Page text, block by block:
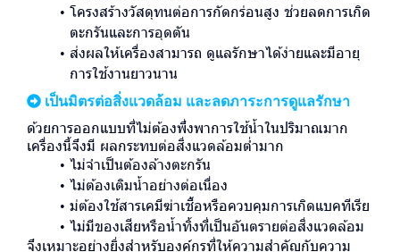
โครงสร้างวัสดุทนต่อการกัดกร่อนสูง ช่วยลดการเกิด
ตะกรันและการอุดตัน
ส่งผลให้เครื่องสามารถ ดูแลรักษาได้ง่ายและมีอายุ
การใช้งานยาวนาน
เป็นมิตรต่อสิ่งแวดล้อม และลดภาระการดูแลรักษา
ด้วยการออกแบบที่ไม่ต้องพึ่งพาการใช้น้ำในปริมาณมาก
เครื่องนี้จึงมี ผลกระทบต่อสิ่งแวดล้อมต่ำมาก
ไม่จำเป็นต้องล้างตะกรัน
ไม่ต้องเติมน้ำอย่างต่อเนื่อง
ม่ต้องใช้สารเคมีฆ่าเชื้อหรือควบคุมการเกิดแบคทีเรีย
ไม่มีของเสียหรือน้ำทิ้งที่เป็นอันตรายต่อสิ่งแวดล้อม
จึงเหมาะอย่างยิ่งสำหรับองค์กรที่ให้ความสำคัญกับความ